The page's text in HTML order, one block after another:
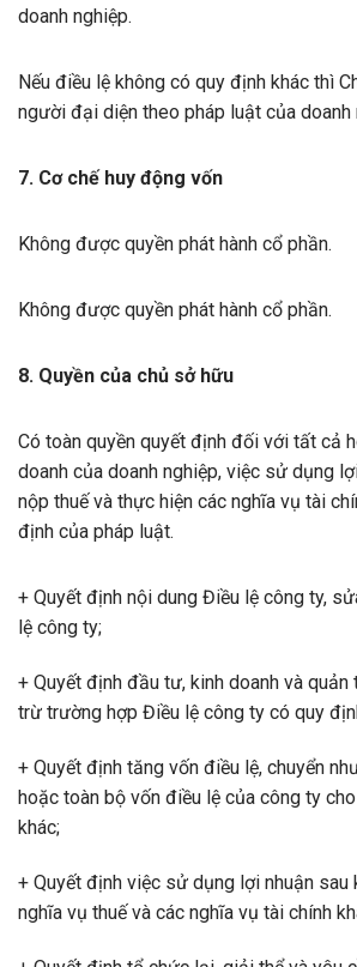
doanh nghiệp.
Nếu điều lệ không có quy định khác thì
người đại diện theo pháp luật của doanh
7. Cơ chế huy động vốn
Không được quyền phát hành cổ phần.
Không được quyền phát hành cổ phần.
8. Quyền của chủ sở hữu
Có toàn quyền quyết định đối với tất cả
doanh của doanh nghiệp, việc sử dụng
nộp thuế và thực hiện các nghĩa vụ tài
định của pháp luật.
+ Quyết định nội dung Điều lệ công ty,
lệ công ty;
+ Quyết định đầu tư, kinh doanh và quản
trừ trường hợp Điều lệ công ty có quy
+ Quyết định tăng vốn điều lệ, chuyển
hoặc toàn bộ vốn điều lệ của công ty
khác;
+ Quyết định việc sử dụng lợi nhuận sau
nghĩa vụ thuế và các nghĩa vụ tài chính